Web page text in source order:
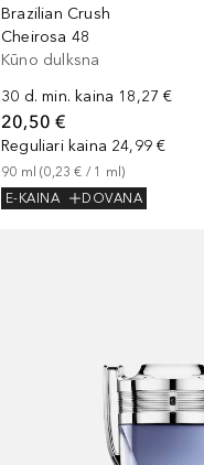
Brazilian Crush
Cheirosa 48
Kūno dulksna
30 d. min. kaina 18,27 €
20,50 €
Reguliari kaina 24,99 €
90 ml (0,23 € / 1 ml )
E-KAINA
DOVANA